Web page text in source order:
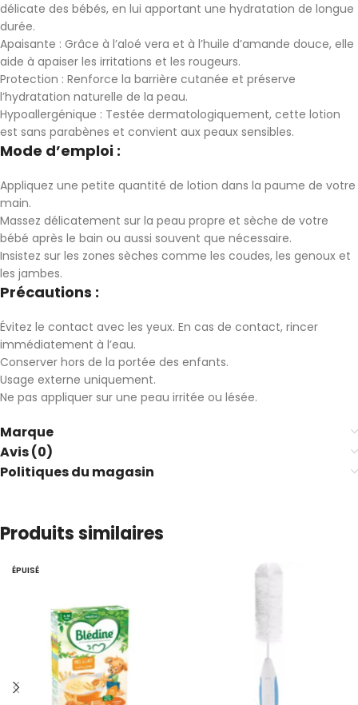
délicate des bébés, en lui apportant une hydratation de longue
durée.
Apaisante : Grâce à l’aloé vera et à l’huile d’amande douce, elle
aide à apaiser les irritations et les rougeurs.
Protection : Renforce la barrière cutanée et préserve
l’hydratation naturelle de la peau.
Hypoallergénique : Testée dermatologiquement, cette lotion
est sans parabènes et convient aux peaux sensibles.
Mode d’emploi :
Appliquez une petite quantité de lotion dans la paume de votre
main.
Massez délicatement sur la peau propre et sèche de votre
bébé après le bain ou aussi souvent que nécessaire.
Insistez sur les zones sèches comme les coudes, les genoux et
les jambes.
Précautions :
Évitez le contact avec les yeux. En cas de contact, rincer
immédiatement à l’eau.
Conserver hors de la portée des enfants.
Usage externe uniquement.
Ne pas appliquer sur une peau irritée ou lésée.
Marque
Avis (0)
Politiques du magasin
Produits similaires
ÉPUISÉ